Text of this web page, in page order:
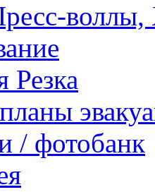
Резка
/ фотобанк